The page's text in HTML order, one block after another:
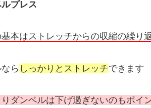
プレス
本はストレッチからの収縮の繰り
ら しっかりとストレッチできます
りダンベルは下げ過ぎないのもポイ